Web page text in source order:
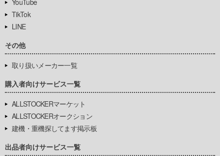
YouTube
TikTok
LINE
その他
取り扱いメーカー一覧
購入者向けサービス一覧
ALLSTOCKERマーケット
ALLSTOCKERオークション
建機・重機探してます掲示板
出品者向けサービス一覧